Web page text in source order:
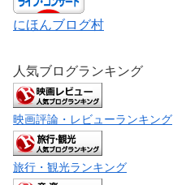
にほんブログ村
人気ブログランキング
映画評論・レビューランキング
旅行・観光ランキング